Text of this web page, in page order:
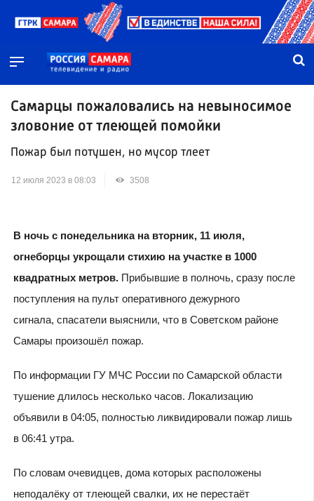
Самарцы пожаловались на невыносимое
зловоние от тлеющей помойки
Пожар был потушен, но мусор тлеет
12 июля 2023 в 08:03 3508
В ночь с понедельника на вторник, 11 июля,
огнеборцы укрощали стихию на участке в 1000
квадратных метров.Прибывшие в полночь, сразу после
поступления на пульт оперативного дежурного
сигнала, спасатели выяснили, что в Советском районе
Самары произошёл пожар.
По информации ГУ МЧС России по Самарской области
тушение длилось несколько часов. Локализацию
объявили в 04:05, полностью ликвидировали пожар лишь
в 06:41 утра.
По словам очевидцев, дома которых расположены
неподалёку от тлеющей свалки, их не перестаёт